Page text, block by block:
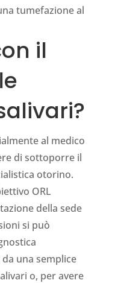
il
al medico
di sottoporre il
otorino.
ORL
della sede
si può
una semplice
o, per avere